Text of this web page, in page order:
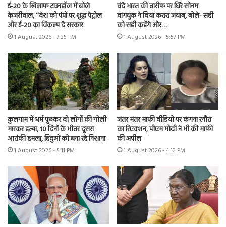
ई-20 के खिलाफ टाउनहॉल में बोले
केजरीवाल, ‘‘देश को पंपों पर शुद्ध पेट्रोल
और ई-20 का विकल्प दे सरकार
1 August 2026 - 7:35 PM
वंदे भारत की तारीफ पर घिरे सोनम
वांगचुक ने दिया करारा जवाब, बोले- सही
को सही कहेंगे और…
1 August 2026 - 5:57 PM
कुलगाम में धर्म पूछकर दो लोगों की गोली
मारकर हत्या, 10 दिनों के भीतर दूसरा
आतंकी हमला, हिंदुओं को बना रहे निशाना
1 August 2026 - 5:11 PM
जंतर मंतर माफी वीडियो पर कंगना रनौत
का रिएक्शन, पीएम मोदी ने भी की माफी
की अपील
1 August 2026 - 4:12 PM